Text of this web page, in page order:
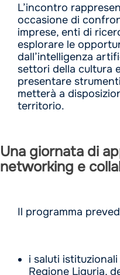
L’incontro
occasione di
imprese, enti di
esplorare le
dall’intelligenza
settori della cultura
presentare
metterà a
territorio.
Una giornata di
networking e
Il programma
i saluti
Regione Liguria,